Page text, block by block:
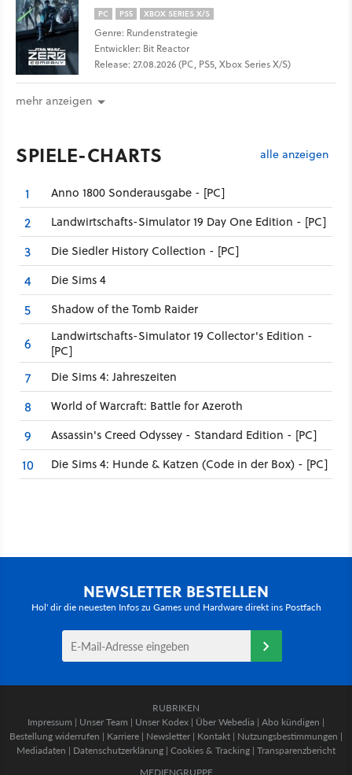
PC PS5 XBOX SERIES X/S
Genre: Rundenstrategie
Entwickler: Bit Reactor
Release: 27.08.2026 (PC, PS5, Xbox Series X/S)
mehr anzeigen
SPIELE-CHARTS alle anzeigen
1 Anno 1800 Sonderausgabe - [PC]
2 Landwirtschafts-Simulator 19 Day One Edition - [PC]
3 Die Siedler History Collection - [PC]
4 Die Sims 4
5 Shadow of the Tomb Raider
6
Landwirtschafts-Simulator 19 Collector's Edition -
[PC]
7 Die Sims 4: Jahreszeiten
8 World of Warcraft: Battle for Azeroth
9 Assassin's Creed Odyssey - Standard Edition - [PC]
10 Die Sims 4: Hunde & Katzen (Code in der Box) - [PC]
NEWSLETTER BESTELLEN
Hol' dir die neuesten Infos zu Games und Hardware direkt ins Postfach
RUBRIKEN
Impressum | Unser Team | Unser Kodex | Über Webedia | Abo kündigen |
Bestellung widerrufen | Karriere | Newsletter | Kontakt | Nutzungsbestimmungen |
Mediadaten | Datenschutzerklärung | Cookies & Tracking | Transparenzbericht